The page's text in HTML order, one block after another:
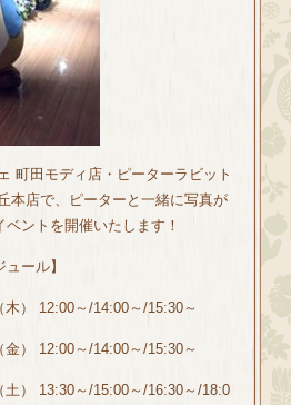
町田モディ店・ピーターラビット
本店で、ピーターと一緒に写真が
ントを開催いたします！
ール】
） 12:00～/14:00～/15:30～
） 12:00～/14:00～/15:30～
土） 13:30～/15:00～/16:30～/18:0